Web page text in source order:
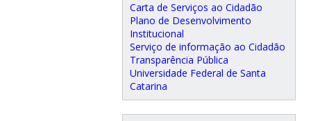
Carta de Serviços ao Cidadão
Plano de Desenvolvimento
Institucional
Serviço de informação ao Cidadão
Transparência Pública
Universidade Federal de Santa
Catarina